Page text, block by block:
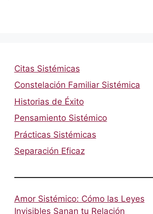
Citas Sistémicas
Constelación Familiar Sistémica
Historias de Éxito
Pensamiento Sistémico
Prácticas Sistémicas
Separación Eficaz
Amor Sistémico: Cómo las Leyes
Invisibles Sanan tu Relación